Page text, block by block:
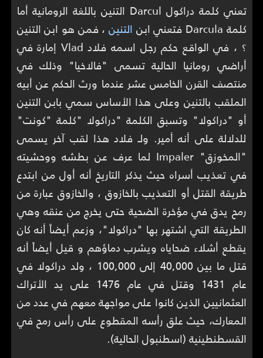
تعني كلمة دراكول Darcul التنين باللغة الرومانية أما
كلمة Darcula فتعني ابن
التنين ، فمن هو ابن التنين
؟ ، في الواقع حكم رجل اسمه فلاد Vlad إمارة في
أراضي رومانيا الحالية تسمى "فالاخيا" وذلك في
منتصف القرن الخامس عشر عندما ورث الحكم عن أبيه
الملقب بالتنين وعلى هذا الأساس سمي بابن التنين
أو "دراكولا" وتسبق الكلمة "دراكولا "كلمة "كونت"
للدلالة على أنه أمير. ولـ فلاد هذا لقب آخر يسمى
"المخوزق" Impaler لما عرف عن بطشه ووحشيته
في تعذيب أسراه حيث يذكر التاريخ أنه أول من ابتدع
طريقة القتل أو التعذيب بالخازوق ، والخازوق عبارة من
رمح يدق في مؤخرة الضحية حتى يخرج من عنقه وهي
الطريقة التي اشتهر بها "دراكولا"، وزعم أيضاً أنه كان
يقطع أشلاء ضحاياه ويشرب دماؤهم و قيل أيضاً أنه
قتل ما بين 40,000 إلى 100,000 ، ولد دراكولا في
عام 1431 وقتل في عام 1476 على يد الأتراك
العثمانيين الذين كانوا على مواجهة معهم في عدد من
المعارك، حيث علق رأسه المقطوع على رأس رمح في
القسطنطينية (اسطنبول الحالية).